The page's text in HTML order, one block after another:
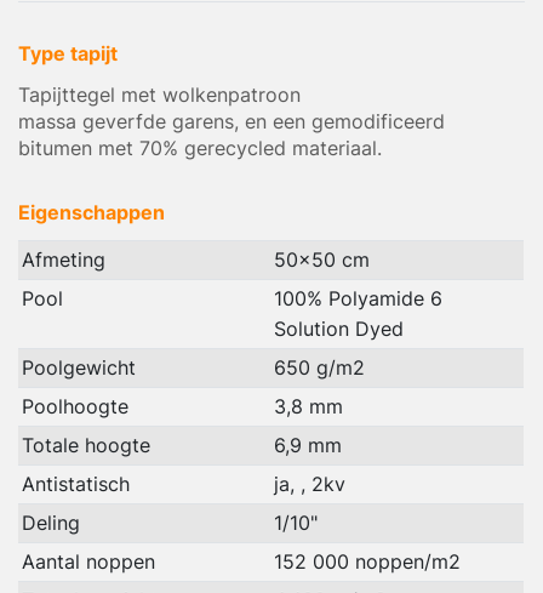
Type tapijt
Tapijttegel met wolkenpatroon
massa geverfde garens, en een gemodificeerd
bitumen met 70% gerecycled materiaal.
Eigenschappen
Afmeting
50x50 cm
Pool
100% Polyamide 6
Solution Dyed
Poolgewicht
650 g/m2
Poolhoogte
3,8 mm
Totale hoogte
6,9 mm
Antistatisch
ja, , 2kv
Deling
1/10"
Aantal noppen
152 000 noppen/m2